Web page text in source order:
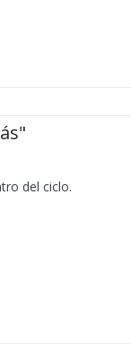
del ciclo.